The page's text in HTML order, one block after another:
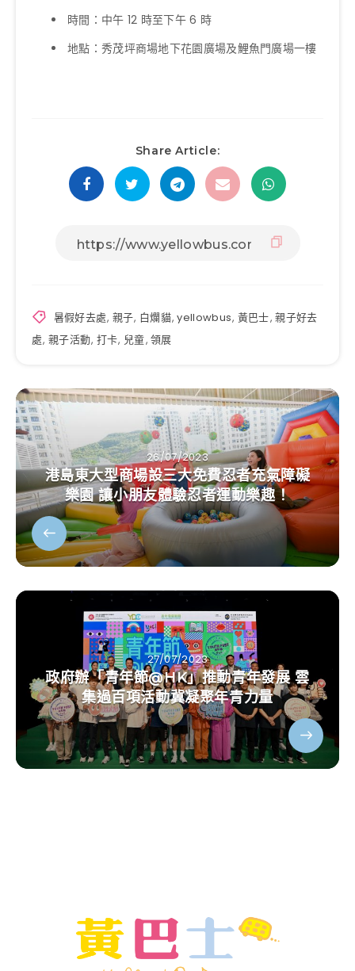
時間：中午 12 時至下午 6 時
地點：秀茂坪商場地下花園廣場及鯉魚門廣場一樓
Share Article:
暑假好去處, 親子, 白爛貓,yellowbus, 黃巴士,親子好去
處, 親子活動, 打卡, 兒童,領展
26/07/2023
港島東大型商場設三大免費忍者充氣障礙
樂園 讓小朋友體驗忍者運動樂趣！
27/07/2023
政府辦「青年節@HK」推動青年發展 雲
集過百項活動冀凝聚年青力量